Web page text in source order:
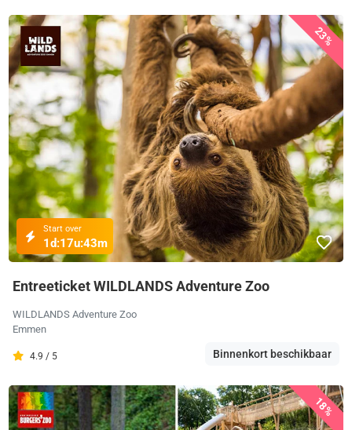
23%
Start over
1d:17u:43m
Entreeticket WILDLANDS Adventure Zoo
WILDLANDS Adventure Zoo
Emmen
4.9 / 5 Binnenkort beschikbaar
18%